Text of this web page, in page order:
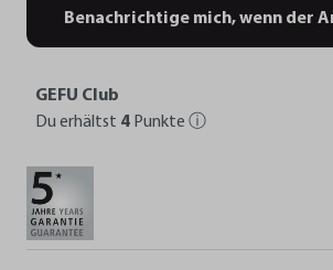
Benachrichtige mich, wenn der
GEFU Club
Du erhältst 4 Punkte ⓘ